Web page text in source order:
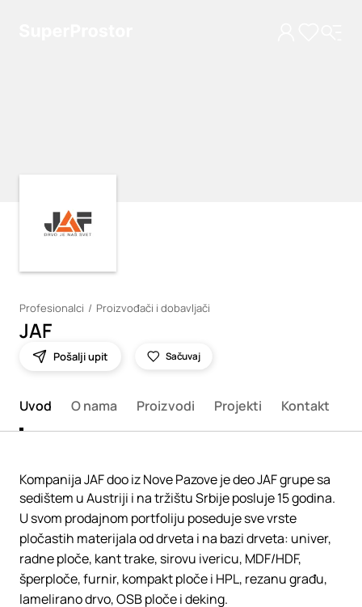
Profesionalci Proizvođači i dobavljači
JAF
Pošalji upit Sačuvaj
Uvod O nama Proizvodi Projekti Kontakt
Kompanija JAF doo iz Nove Pazove je deo JAF grupe sa
sedištem u Austriji i na tržištu Srbije posluje 15 godina.
U svom prodajnom portfoliju poseduje sve vrste
pločastih materijala od drveta i na bazi drveta: univer,
radne ploče, kant trake, sirovu ivericu, MDF/HDF,
šperploče, furnir, kompakt ploče i HPL, rezanu građu,
lamelirano drvo, OSB ploče i deking.